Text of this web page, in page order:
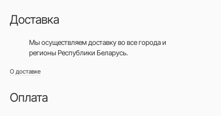
Доставка
Мы осуществляем доставку во все городаи
регионы Республики Беларусь.
О доставке
Оплата